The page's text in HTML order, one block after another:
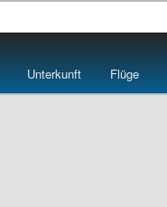
Unterkunft Flüge